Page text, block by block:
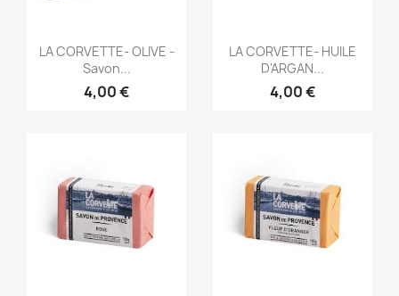
Aperçu rapide
LA CORVETTE- OLIVE -
Savon...
4,00 €
Aperçu rapide
LA CORVETTE- HUILE
D'ARGAN...
4,00 €